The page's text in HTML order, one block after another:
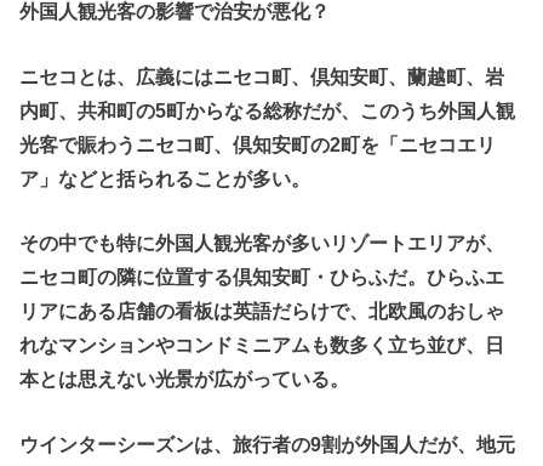
外国人観光客の影響で治安が悪化？
ニセコとは、広義にはニセコ町、倶知安町、蘭越町、岩
内町、共和町の5町からなる総称だが、このうち外国人観
光客で賑わうニセコ町、倶知安町の2町を「ニセコエリ
ア」などと括られることが多い。
その中でも特に外国人観光客が多いリゾートエリアが、
ニセコ町の隣に位置する倶知安町・ひらふだ。ひらふエ
リアにある店舗の看板は英語だらけで、北欧風のおしゃ
れなマンションやコンドミニアムも数多く立ち並び、日
本とは思えない光景が広がっている。
ウインターシーズンは、旅行者の9割が外国人だが、地元